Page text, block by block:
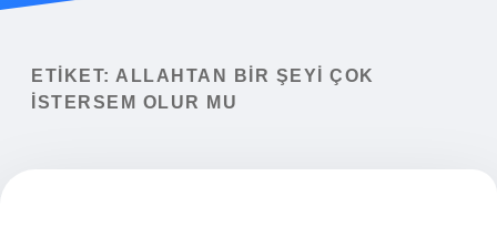
Yasal Uyarı
ETIKET: ALLAHTAN BIR ŞEYI ÇOK
ISTERSEM OLUR MU